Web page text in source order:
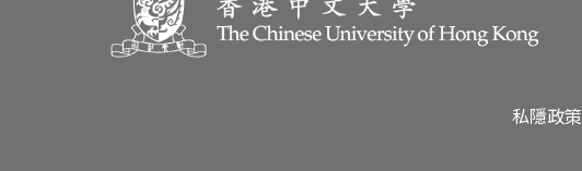
私隱政策